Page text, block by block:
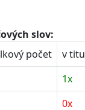
slov:
počet
v
1x
0x